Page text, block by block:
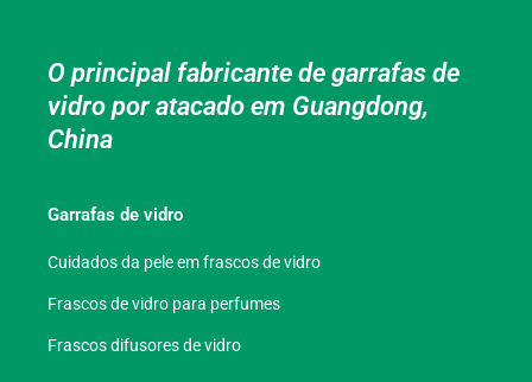
O principal fabricante de garrafas de
vidro por atacado em Guangdong,
China
Garrafas de vidro
Cuidados da pele em frascos de vidro
Frascos de vidro para perfumes
Frascos difusores de vidro